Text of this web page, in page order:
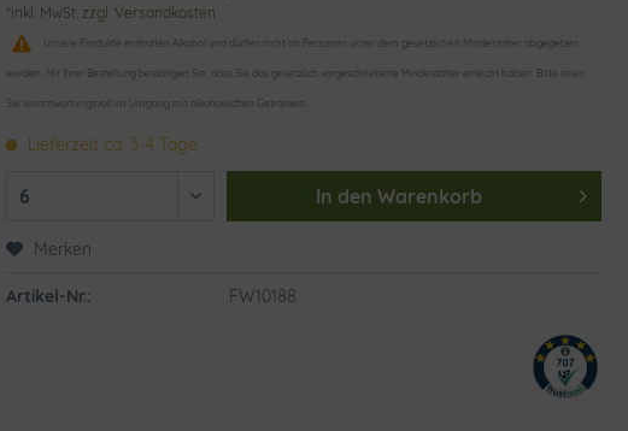
*inkl. MwSt. zzgl. Versandkosten
Unsere Produkte enthalten Alkohol und dürfen nicht an Personen unter dem gesetzlichen Mindestalter abgegeben
werden. Mit Ihrer Bestellung bestätigen Sie, dass Sie das gesetzlich vorgeschriebene Mindestalter erreicht haben. Bitte seien
Sie verantwortungsvoll im Umgang mit alkoholischen Getränken.
Lieferzeit ca. 3-4 Tage
In den Warenkorb
Merken
Artikel-Nr.: FW10188